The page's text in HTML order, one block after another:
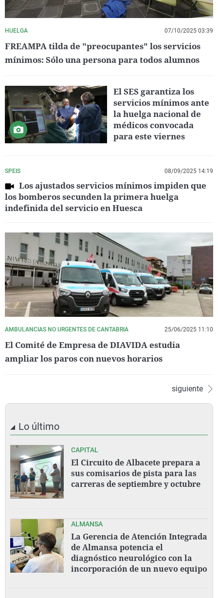
HUELGA 07/10/2025 03:39
FREAMPA tilda de "preocupantes" los servicios
mínimos: Sólo una persona para todos alumnos
El SES garantiza los
servicios mínimos ante
la huelga nacional de
médicos convocada
para este viernes
SPEIS 08/09/2025 14:19
Los ajustados servicios mínimos impiden que
los bomberos secunden la primera huelga
indefinida del servicio en Huesca
AMBULANCIAS NO URGENTES DE CANTABRIA 25/06/2025 11:10
El Comité de Empresa de DIAVIDA estudia
ampliar los paros con nuevos horarios
siguiente
Lo último
CAPITAL
El Circuito de Albacete prepara a
sus comisarios de pista para las
carreras de septiembre y octubre
ALMANSA
La Gerencia de Atención Integrada
de Almansa potencia el
diagnóstico neurológico con la
incorporación de un nuevo equipo